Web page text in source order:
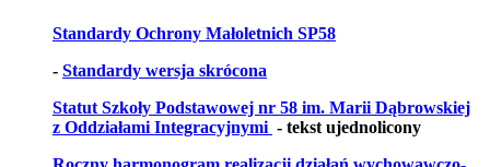
Standardy Ochrony Małoletnich SP58
- Standardy wersja skrócona
Statut Szkoły Podstawowej nr 58 im. Marii Dąbrowskiej
z Oddziałami Integracyjnymi - tekst ujednolicony